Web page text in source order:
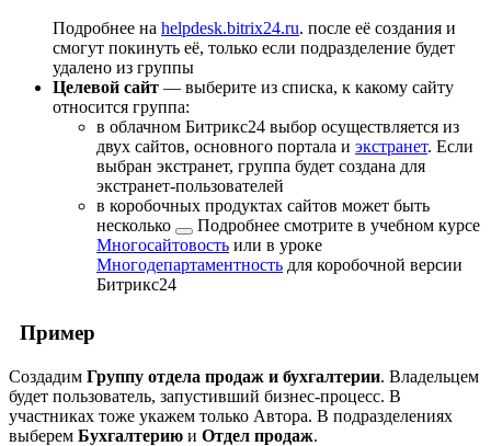
Подробнее на helpdesk.bitrix24.ru. после её создания и
смогут покинуть её, только если подразделение будет
удалено из группы
Целевой сайт — выберите из списка, к какому сайту
относится группа:
в облачном Битрикс24 выбор осуществляется из
двух сайтов, основного портала и экстранет. Если
выбран экстранет, группа будет создана для
экстранет-пользователей
в коробочных продуктах сайтов может быть
несколько
Подробнее смотрите в учебном курсе
Многосайтовость или в уроке
Многодепартаментность для коробочной версии
Битрикс24
Пример
Создадим Группу отдела продаж и бухгалтерии. Владельцем
будет пользователь, запустивший бизнес-процесс. В
участниках тоже укажем только Автора. В подразделениях
выберем Бухгалтерию и Отдел продаж.